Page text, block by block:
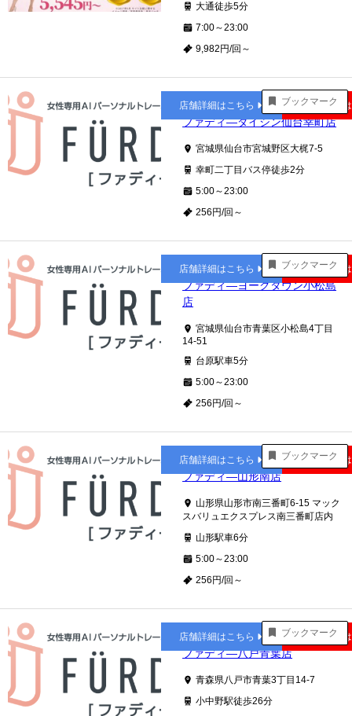
大通徒歩5分
7:00～23:00
9,982円/回～
ブックマーク
幸町
ファディ―ダイシン仙台幸町店
宮城県仙台市宮城野区大梶7-5
幸町二丁目バス停徒歩2分
5:00～23:00
256円/回～
店舗詳細はこちら 公式サイト
ブックマーク
台原
ファディ―ヨークタウン小松島
店
宮城県仙台市青葉区小松島4丁目
14-51
台原駅車5分
5:00～23:00
256円/回～
店舗詳細はこちら 公式サイト
ブックマーク
山形
ファディ―山形南店
山形県山形市南三番町6-15 マック
スバリュエクスプレス南三番町店内
山形駅車6分
5:00～23:00
256円/回～
店舗詳細はこちら 公式サイト
ブックマーク
小中野
ファディ―八戸青葉店
青森県八戸市青葉3丁目14-7
小中野駅徒歩26分
店舗詳細はこちら 公式サイト